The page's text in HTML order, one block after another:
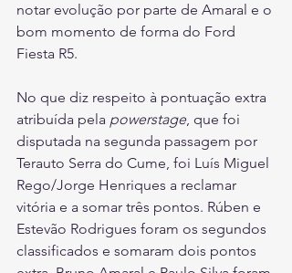
notar evolução por parte de Amaral e o
bom momento de forma do Ford
Fiesta R5.
No que diz respeito à pontuação extra
atribuída pela powerstage, que foi
disputada na segunda passagem por
Terauto Serra do Cume, foi Luís Miguel
Rego/Jorge Henriques a reclamar
vitória e a somar três pontos. Rúben e
Estevão Rodrigues foram os segundos
classificados e somaram dois pontos